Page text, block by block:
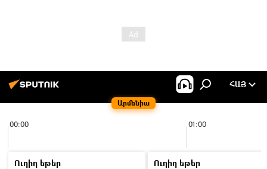
Արմենիա
ՀԱՅ
00:00 01:00
Ուղիղ եթեր
Ուղիղ եթեր